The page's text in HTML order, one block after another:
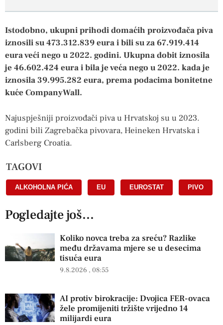
Istodobno, ukupni prihodi domaćih proizvođača piva
iznosili su 473.312.839 eura i bili su za 67.919.414
eura veći nego u 2022. godini. Ukupna dobit iznosila
je 46.602.424 eura i bila je veća nego u 2022. kada je
iznosila 39.995.282 eura, prema podacima bonitetne
kuće CompanyWall.
Najuspješniji proizvođači piva u Hrvatskoj su u 2023.
godini bili Zagrebačka pivovara, Heineken Hrvatska i
Carlsberg Croatia.
TAGOVI
ALKOHOLNA PIĆA EU EUROSTAT PIVO
Pogledajte još...
Koliko novca treba za sreću? Razlike
među državama mjere se u desecima
tisuća eura
9.8.2026 08:55
AI protiv birokracije: Dvojica FER-ovaca
žele promijeniti tržište vrijedno 14
milijardi eura